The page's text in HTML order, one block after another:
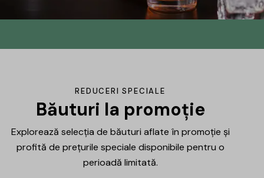
DrinksHub
mulțumire ți-am pregătit un mic cadou.
Află mai multe
REDUCERI SPECIALE
Băuturi la promoție
Explorează selecția de băuturi aflate în promoție și
profită de prețurile speciale disponibile pentru o
perioadă limitată.